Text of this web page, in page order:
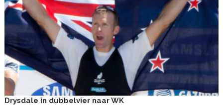
Drysdale in dubbelvier naar WK